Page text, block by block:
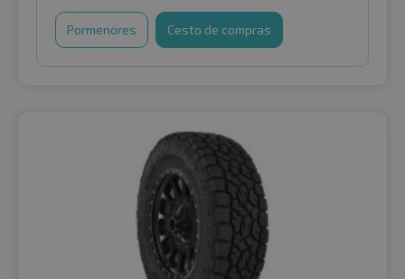
Pormenores Cesto de compras